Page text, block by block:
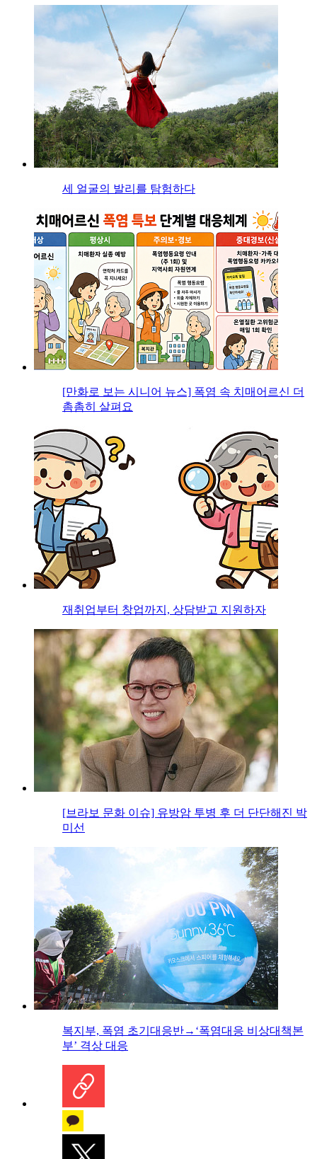
세 얼굴의 발리를 탐험하다
[만화로 보는 시니어 뉴스] 폭염 속 치매어르신 더
촘촘히 살펴요
재취업부터 창업까지, 상담받고 지원하자
[브라보 문화 이슈] 유방암 투병 후 더 단단해진 박
미선
복지부, 폭염 초기대응반→‘폭염대응 비상대책본
부’ 격상 대응